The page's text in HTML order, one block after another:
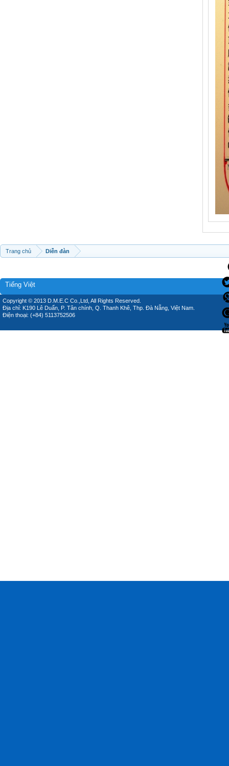
Trang chủ Diễn đàn
Tiếng Việt
Copyright © 2013 D.M.E.C Co.,Ltd, All Rights Reserved.
Địa chỉ: K190 Lê Duẩn, P. Tân chính, Q. Thanh Khê, Thp. Đà Nẵng, Việt Nam.
Điện thoại: (+84) 5113752506